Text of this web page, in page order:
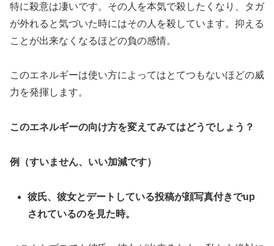
特に殺意は凄いです。その人を本気で殺したくなり、タガ
が外れると気づいた時にはその人を殺しています。抑える
ことが出来なくなるほどの負の感情。
このエネルギーは使い方によってはとてつもないほどの威
力を発揮します。
このエネルギーの向け方を変えてみてはどうでしょう？
例（すいません、いい加減です）
彼氏、彼女とデートしている投稿が顔写真付きでup
されているのを見た時。